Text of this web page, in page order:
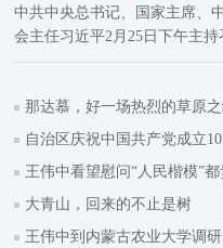
中共中央总书记、国家主席、
会主任习近平2月25日下午主持
那达慕，好一场热烈的草原
自治区庆祝中国共产党成立
王伟中看望慰问“人民楷模”
大青山，回来的不止是树
王伟中到内蒙古农业大学调研